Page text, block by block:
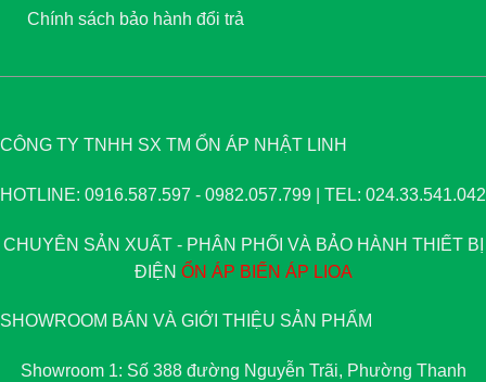
Chính sách bảo hành đổi trả
CÔNG TY TNHH SX TM ỔN ÁP NHẬT LINH
HOTLINE: 0916.587.597 - 0982.057.799 | TEL: 024.33.541.042
CHUYÊN SẢN XUẤT - PHÂN PHỐI VÀ BẢO HÀNH THIẾT BỊ
ĐIỆN ỔN ÁP BIẾN ÁP LIOA
SHOWROOM BÁN VÀ GIỚI THIỆU SẢN PHẨM
Showroom 1: Số 388 đường Nguyễn Trãi, Phường Thanh